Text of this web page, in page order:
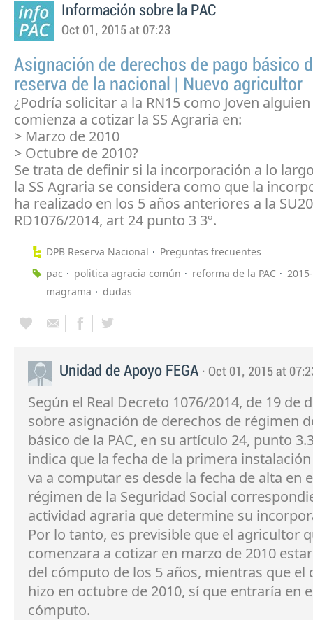
Información sobre la PAC
Oct 01, 2015 at 07:23
Asignación de derechos de pago básico
reserva de la nacional | Nuevo agricultor
¿Podría solicitar a la RN15 como Joven
comienza a cotizar la SS Agraria en:
> Marzo de 2010
> Octubre de 2010?
Se trata de definir si la incorporación a lo
la SS Agraria se considera como que la
ha realizado en los 5 años anteriores a la
RD1076/2014, art 24 punto 3 3º.
DPB Reserva Nacional
Preguntas frecuentes
pac
politica agracia común reforma de la PAC
magrama
dudas
Unidad de Apoyo FEGA · Oct 01, 2015 at
Según el Real Decreto 1076/2014, de 19 de
sobre asignación de derechos de régimen
básico de la PAC, en su artículo 24, punto
indica que la fecha de la primera
va a computar es desde la fecha de alta en
régimen de la Seguridad Social
actividad agraria que determine su
Por lo tanto, es previsible que el agricultor
comenzara a cotizar en marzo de 2010
del cómputo de los 5 años, mientras que el
hizo en octubre de 2010, sí que entraría en
cómputo.